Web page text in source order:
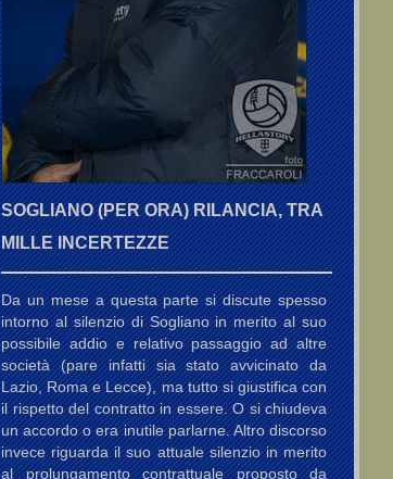
SOGLIANO (PER ORA) RILANCIA, TRA
MILLE INCERTEZZE
Da un mese a questa parte si discute spesso
intorno al silenzio di Sogliano in merito al suo
possibile addio e relativo passaggio ad altre
società (pare infatti sia stato avvicinato da
Lazio, Roma e Lecce), ma tutto si giustifica con
il rispetto del contratto in essere. O si chiudeva
un accordo o era inutile parlarne. Altro discorso
invece riguarda il suo attuale silenzio in merito
al prolungamento contrattuale proposto da